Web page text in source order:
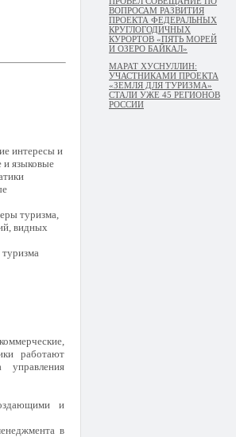
интересы и
и языковые
туризма,
видных
работают
и
в
ВОПРОСАМ РАЗВИТИЯ
ПРОЕКТА ФЕДЕРАЛЬНЫХ
КРУГЛОГОДИЧНЫХ
КУРОРТОВ «ПЯТЬ МОРЕЙ
И ОЗЕРО БАЙКАЛ»
МАРАТ ХУСНУЛЛИН:
УЧАСТНИКАМИ ПРОЕКТА
«ЗЕМЛЯ ДЛЯ ТУРИЗМА»
СТАЛИ УЖЕ 45 РЕГИОНОВ
РОССИИ